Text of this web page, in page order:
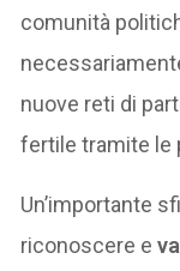
comunità
nuove reti di
fertile tramite le
Un’importante
riconoscere e